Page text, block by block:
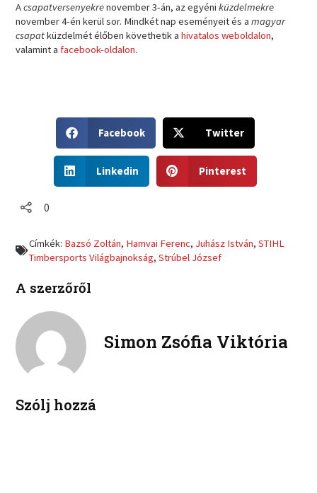
Acsapatversenyekrenovember 3-án, az egyéniküzdelmekre
november 4-én kerül sor. Mindkét nap eseményeit és amagyar
csapatküzdelmét élőben követhetik ahivatalos weboldalon,
valamint afacebook-oldalon.
h
a
r
o
k
Facebook
h
a
Twitter
h
a
n
l
n
e
Linkedin
h
a
n
p
e
Pinterest
0
Címkék: Bazsó Zoltán, Hamvai Ferenc, Juhász István,STIHL
Timbersports Világbajnokság,Strúbel József
A szerzőről
Simon Zsófia Viktória
Szólj hozzá